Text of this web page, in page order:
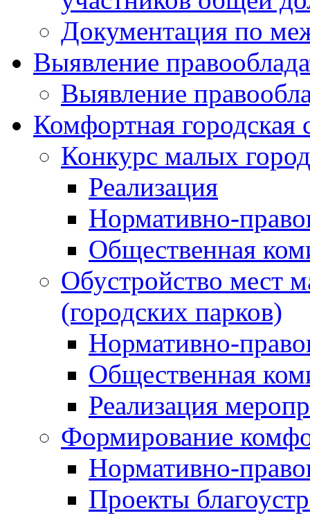
Документация по
Выявление
Выявление
Комфортная городская
Конкурс малых
Реализация
Нормативно-
Общественная
Обустройство мест
(городских парков)
Нормативно-
Общественная
Реализация
Формирование
Нормативно-
Проекты